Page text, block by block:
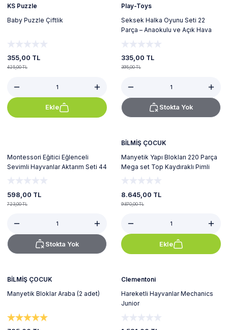
KS Puzzle
Baby Puzzle Çiftlik
355,00 TL
425,00 TL
Ekle
Play-Toys
Seksek Halka Oyunu Seti 22
Parça – Anaokulu ve Açık Hava
Bahçe Aktivite Eğitim Çemberi 27
Cm
335,00 TL
395,00 TL
Stokta Yok
Montessori Eğitici Eğlenceli
Sevimli Hayvanlar Aktarım Seti 44
Parça
598,00 TL
723,00 TL
Stokta Yok
Yeni
BİLMİŞ ÇOCUK
Manyetik Yapı Blokları 220 Parça
Mega set Top Kaydıraklı Pimli
Güvenlik
8.645,00 TL
9.870,00 TL
Ekle
Yeni
BİLMİŞ ÇOCUK
Manyetik Bloklar Araba (2 adet)
Clementoni
Hareketli Hayvanlar Mechanics
Junior